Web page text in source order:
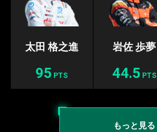
太田 格之進
95 PTS
岩佐 歩夢
44.5 PTS
もっと見る